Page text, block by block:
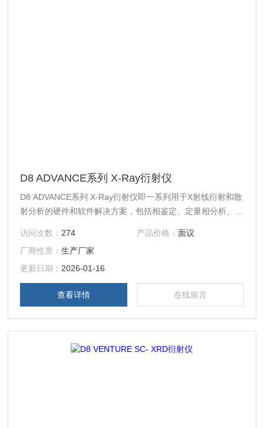
D8 ADVANCE系列 X-Ray衍射仪
D8 ADVANCE系列 X-Ray衍射仪即一系列用于X射线衍射和散
射分析的硬件和软件解决方案，包括相鉴定、定量相分析、微
法、小角散射分析和对分布函数分析以及微区衍射。
访问次数： 274 产品价格： 面议
厂商性质：生产厂家
更新日期： 2026-01-16
查看详情 在线留言